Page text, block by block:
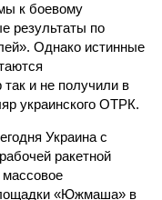
к боевому
результаты по
Однако истинные
и не получили в
украинского ОТРК.
Украина с
ракетной
«Южмаша» в